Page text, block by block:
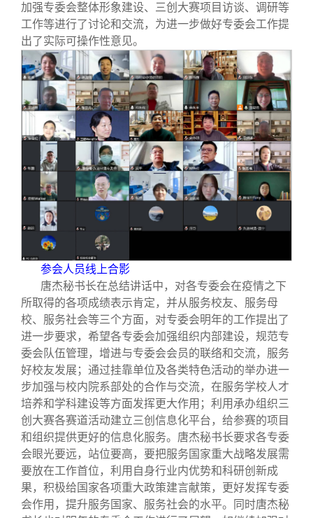
加强专委会整体形象建设、三创大赛项目访谈、调研等
工作等进行了讨论和交流，为进一步做好专委会工作提
出了实际可操作性意见。
参会人员线上合影
唐杰秘书长在总结讲话中，对各专委会在疫情之下
所取得的各项成绩表示肯定，并从服务校友、服务母
校、服务社会等三个方面，对专委会明年的工作提出了
进一步要求，希望各专委会加强组织内部建设，规范专
委会队伍管理，增进与专委会会员的联络和交流，服务
好校友发展；通过挂靠单位及各类特色活动的举办进一
步加强与校内院系部处的合作与交流，在服务学校人才
培养和学科建设等方面发挥更大作用；利用承办组织三
创大赛各赛道活动建立三创信息化平台，给参赛的项目
和组织提供更好的信息化服务。唐杰秘书长要求各专委
会眼光要远，站位要高，要把服务国家重大战略发展需
要放在工作首位，利用自身行业内优势和科研创新成
果，积极给国家各项重大政策建言献策，更好发挥专委
会作用，提升服务国家、服务社会的水平。同时唐杰秘